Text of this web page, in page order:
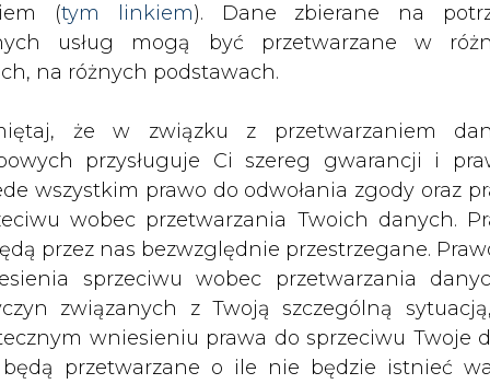
(tym linkiem). Dane zbierane na
usług mogą być przetwarzane w
na różnych podstawach.
że w związku z przetwarzaniem
przysługuje Ci szereg gwarancji i
wszystkim prawo do odwołania zgody oraz
wobec przetwarzania Twoich danych.
przez nas bezwzględnie przestrzegane.
sprzeciwu wobec przetwarzania
związanych z Twoją szczególną
wniesieniu prawa do sprzeciwu Twoje
przetwarzane o ile nie będzie istnieć
będzie mógł odciąć prąd, jeżeli
Przedtem jednak będzie musiał
jeżeli ten nie zapłaci zaległego
pisze dzisiejsza Rzeczpospolita
a jednocześnie na dokumencie
do zapłaty". Klienci często nie zauważają
bez uprzedzenia.
który nie uregulował przez
rachunki opłacał terminowo
że zapisu na fakturze i zaległości w
jak się dowiedział o niej w zakładzie.